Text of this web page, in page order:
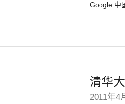
Google 中
清华
2011年4